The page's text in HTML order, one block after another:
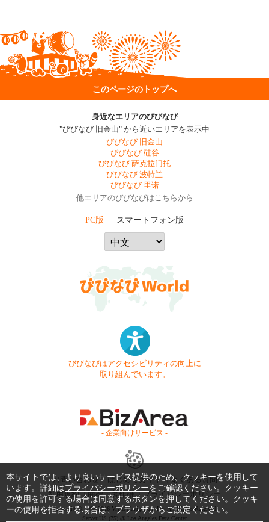
このページのトップへ
身近なエリアのびびなび
"びびなび 旧金山" から近いエリアを表示中
びびなび 旧金山
びびなび 硅谷
びびなび 萨克拉门托
びびなび 波特兰
びびなび 里诺
他エリアのびびなびはこちらから
PC版 スマートフォン版
びびなびはアクセシビリティの向上に
取り組んでいます。
- 企業向けサービス -
お問い合わせ はじめてガイド
よくある質問
利用規約
商標・著作権 プライバシーポリシー
Copyright © 1999-2026 Vivid Navigation, Inc. All Rights Reserved.
Server US (75) @ Los Angeles Data Center
本サイトでは、より良いサービス提供のため、クッキーを使用して
います。詳細はプライバシーポリシーをご確認ください。クッキー
の使用を許可する場合は同意するボタンを押してください。クッキ
ーの使用を拒否する場合は、ブラウザからご設定ください。